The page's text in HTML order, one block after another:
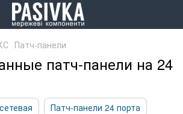
Патч-панели
патч-панели на 24
Патч-панели 24 порта